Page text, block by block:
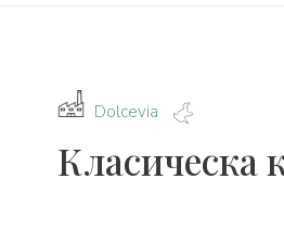
Dolcevia
Класическа